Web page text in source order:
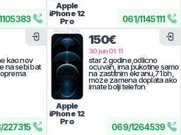
061/1145111
Apple
iPhone 12
Pro
/227315
kao nov
na sebi bat
069/1264539
#fglxgf7k5d
Apple
iPhone 12
Pro
150€
30.jun 01:11
star 2 godine,odlicno
ocuvan, ima pukotine samo
na zastitnim ekranu,71 bh,
moze zamena doplata ako
imate bolji telefon